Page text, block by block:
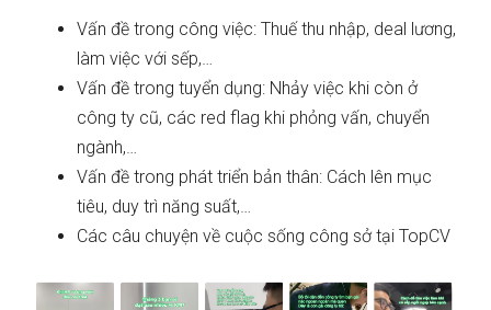
Vấn đề trong công việc: Thuế thu nhập, deal lương,
làm việc với sếp,…
Vấn đề trong tuyển dụng: Nhảy việc khi còn ở
công ty cũ, các red flag khi phỏng vấn, chuyển
ngành,…
Vấn đề trong phát triển bản thân: Cách lên mục
tiêu, duy trì năng suất,…
Các câu chuyện về cuộc sống công sở tại TopCV